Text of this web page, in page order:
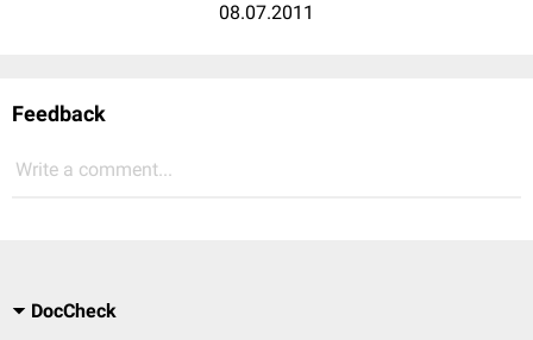
08.07.2011
Feedback
Write a comment...
DocCheck